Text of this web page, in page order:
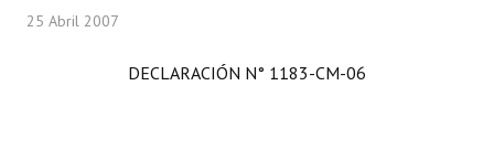
Comisiones Especiales
25 Abril 2007
DECLARACIÓN N° 1183-CM-06